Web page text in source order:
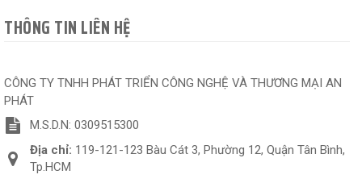
THÔNG TIN LIÊN HỆ
CÔNG TY TNHH PHÁT TRIỂN CÔNG NGHỆ VÀ THƯƠNG MẠI AN
PHÁT
M.S.D.N: 0309515300
Địa chỉ: 119-121-123 Bàu Cát 3, Phường 12, Quận Tân Bình,
Tp.HCM